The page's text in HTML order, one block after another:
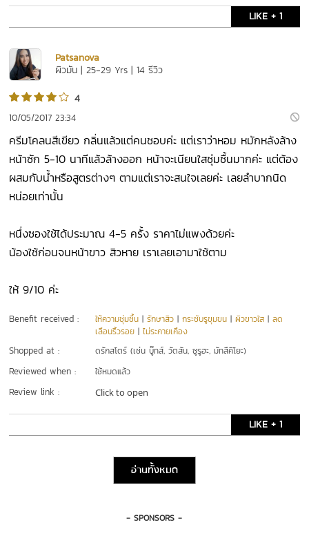
LIKE + 1
Patsanova
ผิวมัน | 25-29 Yrs | 14 รีวิว
4
10/05/2017 23:34
ครีมโคลนสีเขียว กลิ่นแล้วแต่คนชอบค่ะ แต่เราว่าหอม หมักหลังล้าง
หน้าซัก 5-10 นาทีแล้วล้างออก หน้าจะเนียนใสชุ่มชื้นมากค่ะ แต่ต้อง
ผสมกับน้ำหรือสูตรต่างๆ ตามแต่เราจะสนใจเลยค่ะ เลยลำบากนิด
หน่อยเท่านั้น
หนึ่งซองใช้ได้ประมาณ 4-5 ครั้ง ราคาไม่แพงด้วยค่ะ
น้องใช้ก่อนจนหน้าขาว สิวหาย เราเลยเอามาใช้ตาม
ให้ 9/10 ค่ะ
Benefit received : ให้ความชุ่มชื้น |รักษาสิว |กระชับรูขุมขน |ผิวขาวใส |ลด
เลือนริ้วรอย |ไม่ระคายเคือง
Shopped at : ดรักสโตร์ (เช่น บู๊ทส์, วัตสัน, ซูรูฮะ, มัทสึคิโยะ)
Reviewed when : ใช้หมดแล้ว
Review link : Click to open
LIKE + 1
อ่านทั้งหมด
- SPONSORS -